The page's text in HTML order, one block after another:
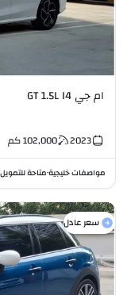
ام جي GT 1.5L I4
2023
102,000كم
مواصفات خليجية•متاحة للتمويل
سعر عادل